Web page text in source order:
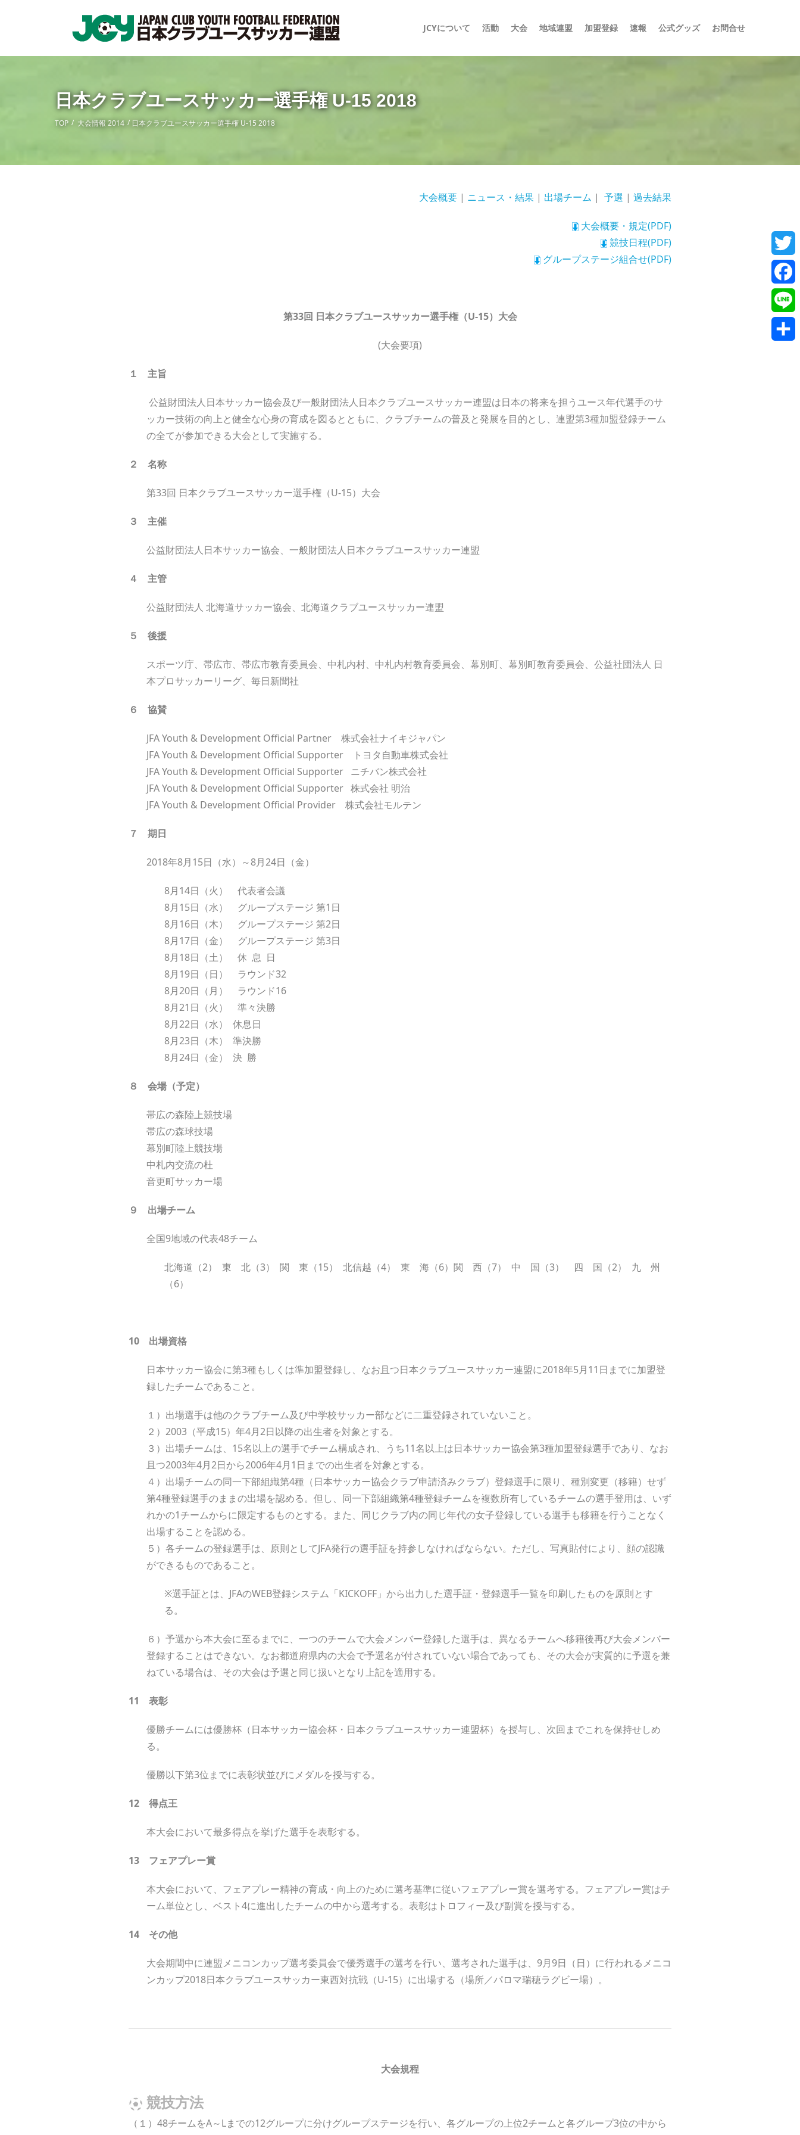
JCYについて 活動 大会 地域連盟 加盟登録 速報 公式グッズ お問合せ
日本クラブユースサッカー選手権 U-15 2018
TOP 大会情報 2014 日本クラブユースサッカー選手権 U-15 2018
大会概要 | ニュース・結果 | 出場チーム | 予選 | 過去結果
大会概要・規定(PDF)
競技日程(PDF)
グループステージ組合せ(PDF)
第33回 日本クラブユースサッカー選手権（U-15）大会
(大会要項)
１ 主旨
公益財団法人日本サッカー協会及び一般財団法人日本クラブユースサッカー連盟は日本の将来を担うユース年代選手のサ
ッカー技術の向上と健全な心身の育成を図るとともに、クラブチームの普及と発展を目的とし、連盟第3種加盟登録チーム
の全てが参加できる大会として実施する。
２ 名称
第33回 日本クラブユースサッカー選手権（U-15）大会
３ 主催
公益財団法人日本サッカー協会、一般財団法人日本クラブユースサッカー連盟
４ 主管
公益財団法人 北海道サッカー協会、北海道クラブユースサッカー連盟
５ 後援
スポーツ庁、帯広市、帯広市教育委員会、中札内村、中札内村教育委員会、幕別町、幕別町教育委員会、公益社団法人 日
本プロサッカーリーグ、毎日新聞社
６ 協賛
JFA Youth & Development Official Partner 株式会社ナイキジャパン
JFA Youth & Development Official Supporter トヨタ自動車株式会社
JFA Youth & Development Official Supporter ニチバン株式会社
JFA Youth & Development Official Supporter 株式会社 明治
JFA Youth & Development Official Provider 株式会社モルテン
７ 期日
2018年8月15日（水）～8月24日（金）
8月14日（火） 代表者会議
8月15日（水） グループステージ 第1日
8月16日（木） グループステージ 第2日
8月17日（金） グループステージ 第3日
8月18日（土） 休 息 日
8月19日（日） ラウンド32
8月20日（月） ラウンド16
8月21日（火） 準々決勝
8月22日（水） 休息日
8月23日（木） 準決勝
8月24日（金） 決 勝
８ 会場 （予定）
帯広の森陸上競技場
帯広の森球技場
幕別町陸上競技場
中札内交流の杜
音更町サッカー場
９ 出場チーム
全国9地域の代表48チーム
北海道（2） 東 北（3） 関 東（15） 北信越（4） 東 海（6）関 西（7） 中 国（3） 四 国（2） 九 州
（6）
10 出場資格
日本サッカー協会に第3種もしくは準加盟登録し、なお且つ日本クラブユースサッカー連盟に2018年5月11日までに加盟登
録したチームであること。
１）出場選手は他のクラブチーム及び中学校サッカー部などに二重登録されていないこと。
２）2003（平成15）年4月2日以降の出生者を対象とする。
３）出場チームは、15名以上の選手でチーム構成され、うち11名以上は日本サッカー協会第3種加盟登録選手であり、なお
且つ2003年4月2日から2006年4月1日までの出生者を対象とする。
４）出場チームの同一下部組織第4種（日本サッカー協会クラブ申請済みクラブ）登録選手に限り、種別変更（移籍）せず
第4種登録選手のままの出場を認める。但し、同一下部組織第4種登録チームを複数所有しているチームの選手登用は、いず
れかの1チームからに限定するものとする。また、同じクラブ内の同じ年代の女子登録している選手も移籍を行うことなく
出場することを認める。
５）各チームの登録選手は、原則としてJFA発行の選手証を持参しなければならない。ただし、写真貼付により、顔の認識
ができるものであること。
※選手証とは、JFAのWEB登録システム「KICKOFF」から出力した選手証・登録選手一覧を印刷したものを原則とす
る。
６）予選から本大会に至るまでに、一つのチームで大会メンバー登録した選手は、異なるチームへ移籍後再び大会メンバー
登録することはできない。なお都道府県内の大会で予選名が付されていない場合であっても、その大会が実質的に予選を兼
ねている場合は、その大会は予選と同じ扱いとなり上記を適用する。
11 表彰
優勝チームには優勝杯（日本サッカー協会杯・日本クラブユースサッカー連盟杯）を授与し、次回までこれを保持せしめ
る。
優勝以下第3位までに表彰状並びにメダルを授与する。
12 得点王
本大会において最多得点を挙げた選手を表彰する。
13 フェアプレー賞
本大会において、フェアプレー精神の育成・向上のために選考基準に従いフェアプレー賞を選考する。フェアプレー賞はチ
ーム単位とし、ベスト4に進出したチームの中から選考する。表彰はトロフィー及び副賞を授与する。
14 その他
大会期間中に連盟メニコンカップ選考委員会で優秀選手の選考を行い、選考された選手は、9月9日（日）に行われるメニコ
ンカップ2018日本クラブユースサッカー東西対抗戦（U-15）に出場する（場所／パロマ瑞穂ラグビー場）。
大会規程
競技方法
（１）48チームをA～Lまでの12グループに分けグループステージを行い、各グループの上位2チームと各グループ3位の中から
Line